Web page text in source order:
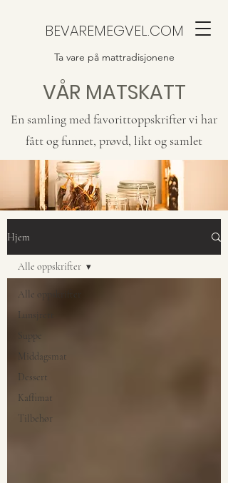
BEVAREMEGVEL.COM
Ta vare på mattradisjonene
En samling med favorittoppskrifter vi har
fått og funnet, prøvd, likt og samlet
VÅR MATSKATT
Hjem
Alle oppskrifter
Lunsjrett
Suppe
Middagsmat
Dessert
Kaffimat
Tilbehør
Alle oppskrifter